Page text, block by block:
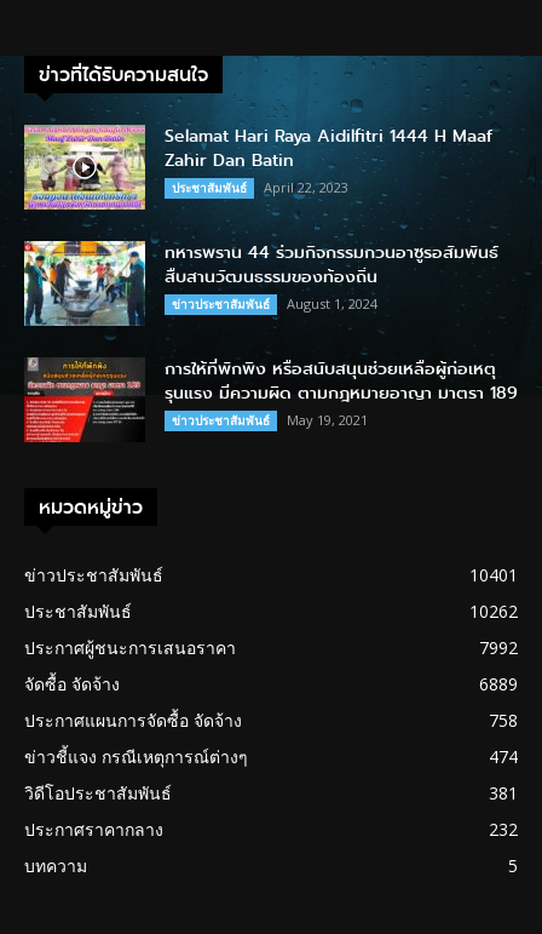
ข่าวที่ได้รับความสนใจ
Selamat Hari Raya Aidilfitri 1444 H Maaf
Zahir Dan Batin
ประชาสัมพันธ์ April 22, 2023
ทหารพราน 44 ร่วมกิจกรรมกวนอาซูรอสัมพันธ์
สืบสานวัฒนธรรมของท้องถิ่น
ข่าวประชาสัมพันธ์ August 1, 2024
การให้ที่พักพิง หรือสนับสนุนช่วยเหลือผู้ก่อเหตุ
รุนแรง มีความผิด ตามกฎหมายอาญา มาตรา 189
ข่าวประชาสัมพันธ์ May 19, 2021
หมวดหมู่ข่าว
ข่าวประชาสัมพันธ์
10401
ประชาสัมพันธ์
10262
ประกาศผู้ชนะการเสนอราคา
7992
จัดซื้อ จัดจ้าง
6889
ประกาศแผนการจัดซื้อ จัดจ้าง
758
ข่าวชี้แจง กรณีเหตุการณ์ต่างๆ
474
วิดีโอประชาสัมพันธ์
381
ประกาศราคากลาง
232
บทความ
5